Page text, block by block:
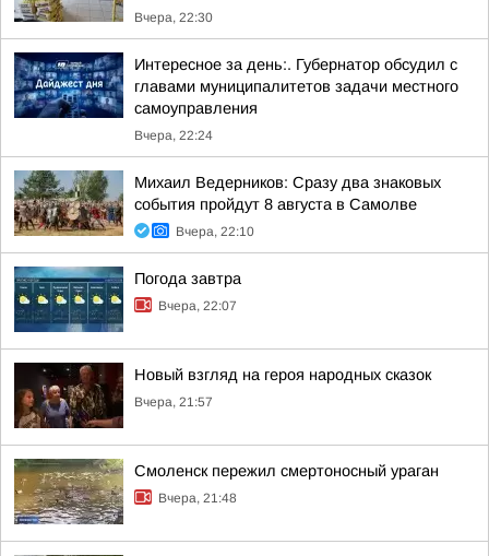
Вчера, 22:30
Интересное за день:. Губернатор обсудил с
главами муниципалитетов задачи местного
самоуправления
Вчера, 22:24
Михаил Ведерников: Сразу два знаковых
события пройдут 8 августа в Самолве
Вчера, 22:10
Погода завтра
Вчера, 22:07
Новый взгляд на героя народных сказок
Вчера, 21:57
Смоленск пережил смертоносный ураган
Вчера, 21:48